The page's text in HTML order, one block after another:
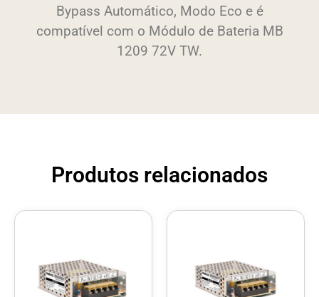
Bypass Automático, Modo Eco e é
compatível com o Módulo de Bateria MB
1209 72V TW.
Produtos relacionados